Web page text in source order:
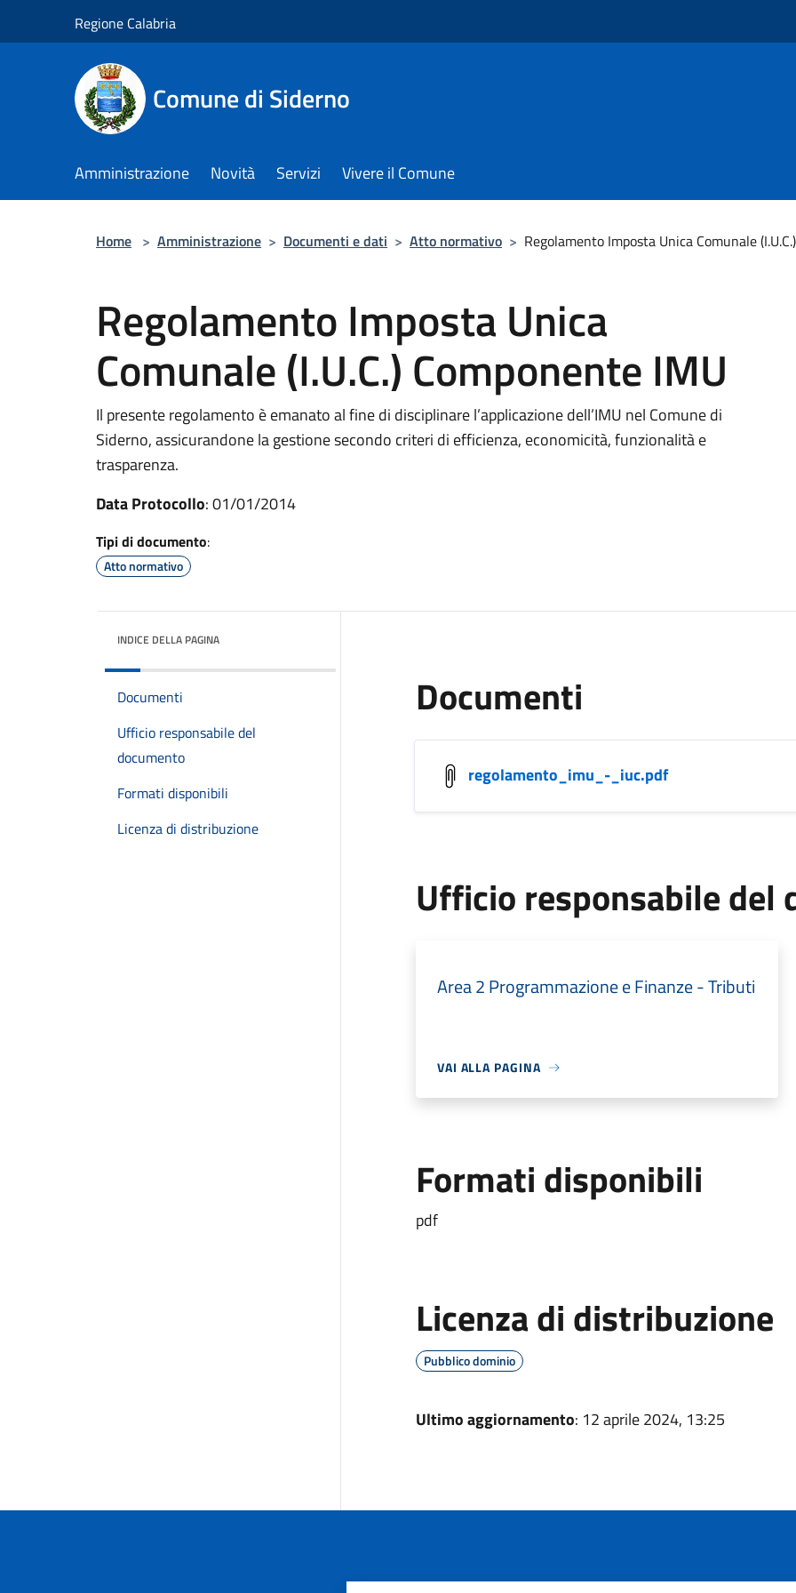
Regione Calabria
Comune di Siderno
Amministrazione Novità Servizi Vivere il Comune
Home > Amministrazione > Documenti e dati > Atto normativo > Regolamento Imposta Unica Comunale
Regolamento Imposta Unica
Comunale (I.U.C.) Componente IMU
Il presente regolamento è emanato al fine di disciplinare l’applicazione dell’IMU nel Comune di
Siderno, assicurandone la gestione secondo criteri di efficienza, economicità, funzionalità e
trasparenza.
Data Protocollo: 01/01/2014
Tipi di documento:
Atto normativo
INDICE DELLA PAGINA
Documenti
Ufficio responsabile del
documento
Formati disponibili
Licenza di distribuzione
Documenti
regolamento_imu_-_iuc.pdf
Ufficio responsabile del
Area 2 Programmazione e Finanze - Tributi
VAI ALLA PAGINA
Formati disponibili
pdf
Licenza di distribuzione
Pubblico dominio
Ultimo aggiornamento: 12 aprile 2024, 13:25